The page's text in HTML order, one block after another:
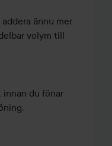
ännu mer
volym till
innan du fönar